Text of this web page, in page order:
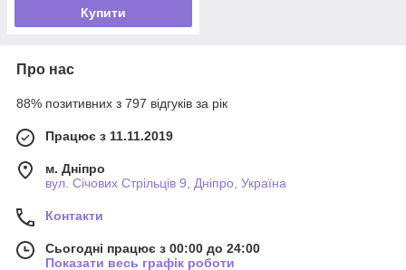
Купити
Про нас
88% позитивних з 797 відгуків за рік
Працює з 11.11.2019
м. Дніпро
вул. Січових Стрільців 9, Дніпро, Україна
Контакти
Сьогодні працює з 00:00 до 24:00
Показати весь графік роботи